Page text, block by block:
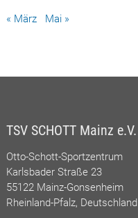
« März Mai »
TSV SCHOTT Mainz e.V.
Otto-Schott-Sportzentrum
Karlsbader Straße 23
55122 Mainz-Gonsenheim
Rheinland-Pfalz, Deutschland